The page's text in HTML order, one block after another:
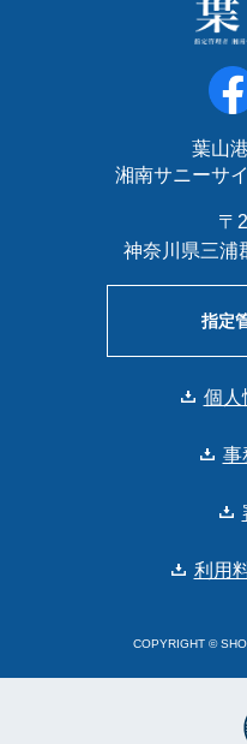
葉山
湘南サニーサ
〒
神奈川県三浦
指定
個人
事
利用
COPYRIGHT ©